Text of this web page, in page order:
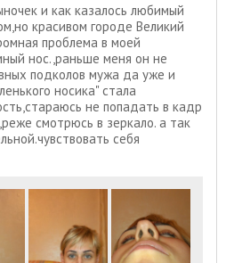
и как казалось любимый
красивом городе Великий
проблема в моей
нос.,раньше меня он не
подколов мужа да уже и
носика" стала
не попадать в кадр
смотрюсь в зеркало. а так
себя